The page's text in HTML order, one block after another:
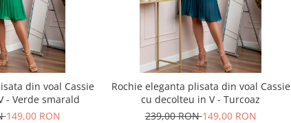
din voal Cassie
- Verde smarald
149,00 RON
Rochie eleganta plisata din voal Cassie
cu decolteu in V - Turcoaz
239,00 RON149,00 RON